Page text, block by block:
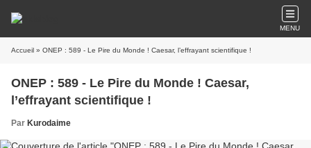
MENU
Accueil » ONEP : 589 - Le Pire du Monde ! Caesar, l’effrayant scientifique !
ONEP : 589 - Le Pire du Monde ! Caesar,
l’effrayant scientifique !
Par Kurodaime